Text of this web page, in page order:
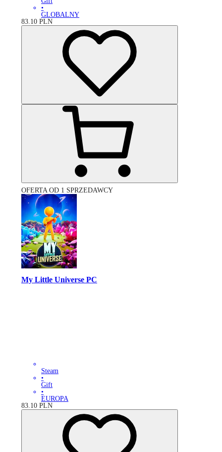
•
GLOBALNY
83.10 PLN
OFERTA OD 1 SPRZEDAWCY
My Little Universe PC
Steam
•
Gift
•
EUROPA
83.10 PLN